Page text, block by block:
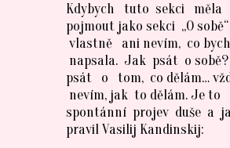
Kdybych tuto sekci měla
pojmout jako sekci „O
vlastně ani nevím, co bych
napsala. Jak psát o
psát o tom, co dělám…
nevím, jak to dělám. Je to
spontánní projev duše a
pravil Vasilij Kandinskij: